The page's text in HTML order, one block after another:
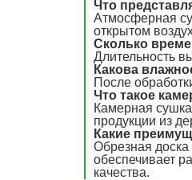
Что
Атмосферная
открытом
Сколько
Длительность
Какова
После
Что такое
Камерная
продукции из
Какие
Обрезная доска
обеспечивает
качества.